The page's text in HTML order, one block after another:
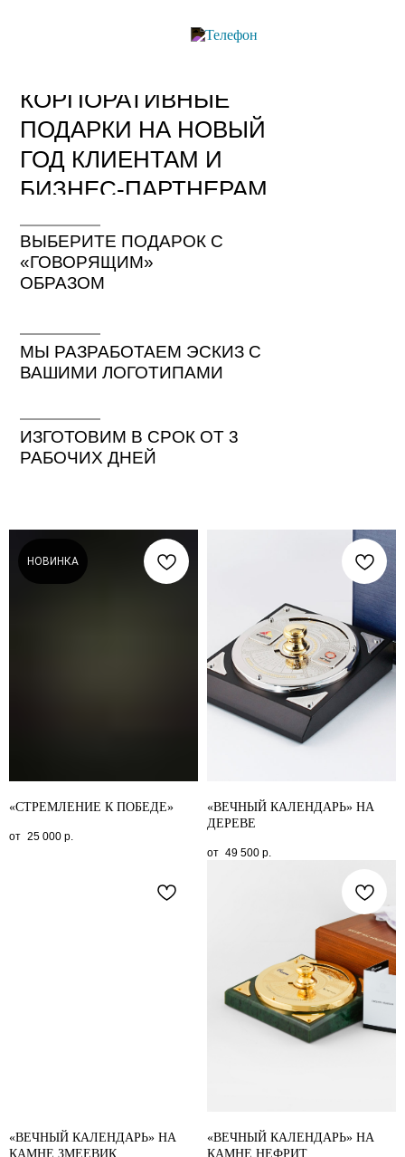
КОРПОРАТИВНЫЕ
ПОДАРКИ НА НОВЫЙ
ГОД КЛИЕНТАМ И
БИЗНЕС-ПАРТНЕРАМ
ВЫБЕРИТЕ ПОДАРОК С
«ГОВОРЯЩИМ»
ОБРАЗОМ
МЫ РАЗРАБОТАЕМ ЭСКИЗ С
ВАШИМИ ЛОГОТИПАМИ
ИЗГОТОВИМ В СРОК ОТ 3
РАБОЧИХ ДНЕЙ
НОВИНКА
«СТРЕМЛЕНИЕ К ПОБЕДЕ»
25 000 р.
«ВЕЧНЫЙ КАЛЕНДАРЬ» НА
ДЕРЕВЕ
49 500 р.
«ВЕЧНЫЙ КАЛЕНДАРЬ» НА
КАМНЕ ЗМЕЕВИК
«ВЕЧНЫЙ КАЛЕНДАРЬ» НА
КАМНЕ НЕФРИТ